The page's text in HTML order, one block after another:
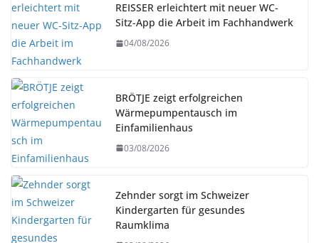
REISSER erleichtert mit neuer WC-
Sitz-App die Arbeit im Fachhandwerk
04/08/2026
BRÖTJE zeigt erfolgreichen
Wärmepumpentausch im
Einfamilienhaus
03/08/2026
Zehnder sorgt im Schweizer
Kindergarten für gesundes
Raumklima